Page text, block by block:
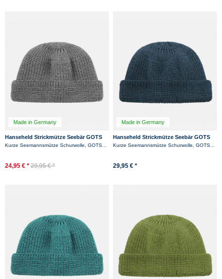
Made in Germany
Hanseheld Strickmütze Seebär GOTS
Dockermütze Seemannsmütze kurz
Kurze Seemannsmütze Schurwolle, GOTS...
24,95 € * 29,95 € *
Made in Germany
Hanseheld Strickmütze Seebär GOTS
Dockermütze Seemannsmütze kurz
Kurze Seemannsmütze Schurwolle, GOTS...
29,95 € *